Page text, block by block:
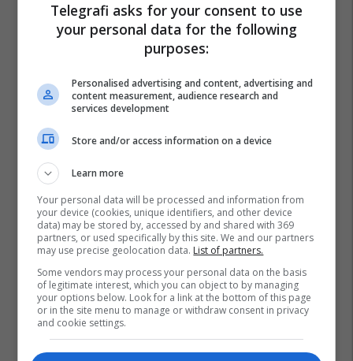
Telegrafi asks for your consent to use
your personal data for the following
purposes:
Personalised advertising and content, advertising and
content measurement, audience research and
services development
Store and/or access information on a device
Learn more
Your personal data will be processed and information from
your device (cookies, unique identifiers, and other device
data) may be stored by, accessed by and shared with 369
partners, or used specifically by this site. We and our partners
may use precise geolocation data. List of partners.
Some vendors may process your personal data on the basis
of legitimate interest, which you can object to by managing
your options below. Look for a link at the bottom of this page
or in the site menu to manage or withdraw consent in privacy
and cookie settings.